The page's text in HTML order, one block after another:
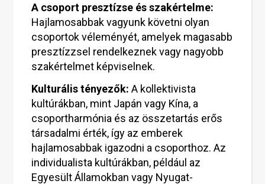
A csoport presztízse és szakértelme:
Hajlamosabbak vagyunk követni olyan
csoportok véleményét, amelyek magasabb
presztízzsel rendelkeznek vagy nagyobb
szakértelmet képviselnek.
Kulturális tényezők: A kollektivista
kultúrákban, mint Japán vagy Kína, a
csoportharmónia és az összetartás erős
társadalmi érték, így az emberek
hajlamosabbak igazodni a csoporthoz. Az
individualista kultúrákban, például az
Egyesült Államokban vagy Nyugat-